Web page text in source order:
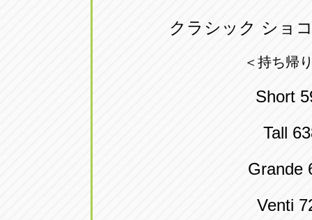
クラシック ショ
＜持ち帰
Short
Tall
Grande
Venti